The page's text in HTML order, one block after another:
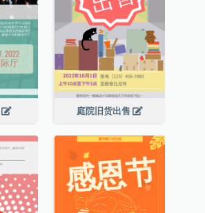
庭院旧货出售